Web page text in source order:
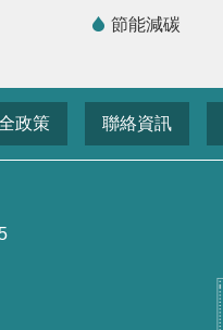
節能減碳
政策 聯絡資訊